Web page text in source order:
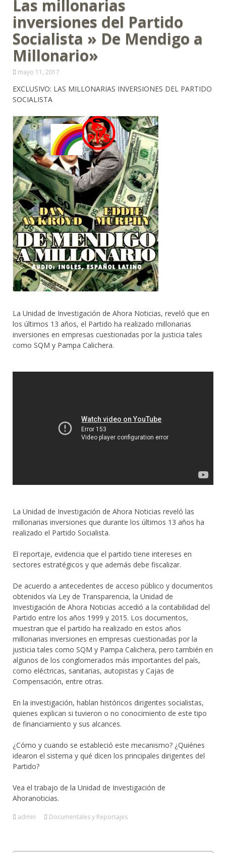
Las millonarias
inversiones del Partido
Socialista » De Mendigo a
Millonario»
mayo 11, 2017
EXCLUSIVO: LAS MILLONARIAS INVERSIONES DEL PARTIDO
SOCIALISTA
La Unidad de Investigación de Ahora Noticias, reveló que en
los últimos 13 años, el Partido ha realizado millonarias
inversiones en empresas cuestionadas por la justicia tales
como SQM y Pampa Calichera.
La Unidad de Investigación de Ahora Noticias reveló las
millonarias inversiones que durante los últimos 13 años ha
realizado el Partido Socialista.
El reportaje, evidencia que el partido tiene intereses en
sectores estratégicos y que además debe fiscalizar.
De acuerdo a antecedentes de acceso público y documentos
obtenidos vía Ley de Transparencia, la Unidad de
Investigación de Ahora Noticias accedió a la contabilidad del
Partido entre los años 1999 y 2015. Los documentos,
muestran que el partido ha realizado en estos años
millonarias inversiones en empresas cuestionadas por la
justicia tales como SQM y Pampa Calichera, pero también en
algunos de los conglomerados más importantes del país,
como eléctricas, sanitarias, autopistas y Cajas de
Compensación, entre otras.
En la investigación, hablan históricos dirigentes socialistas,
quienes explican si tuvieron o no conocimiento de este tipo
de financiamiento y sus alcances.
¿Cómo y cuando se estableció este mecanismo? ¿Quiénes
idearon el sistema y qué dicen los principales dirigentes del
Partido?
Vea el trabajo de la Unidad de Investigación de
Ahoranoticias.
admin Documentales y Reportajes